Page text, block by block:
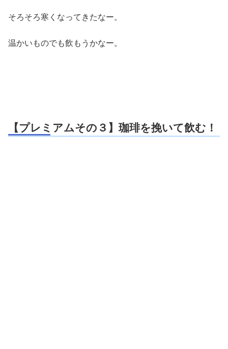
そろそろ寒くなってきたなー。
温かいものでも飲もうかなー。
【プレミアムその３】珈琲を挽いて飲む！